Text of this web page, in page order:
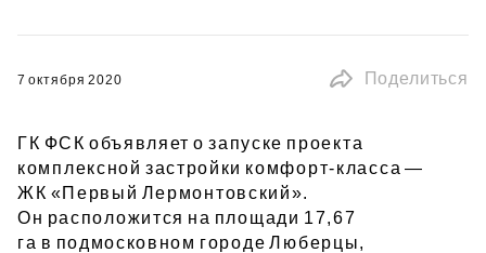
7 октября 2020 Поделиться
ГК ФСК объявляет о запуске проекта
комплексной застройки комфорт‑класса —
ЖК «Первый Лермонтовский».
Он расположится на площади 17,67
га в подмосковном городе Люберцы,